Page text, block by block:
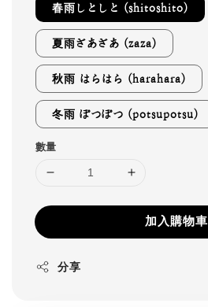
春雨しとしと (shitoshito)
夏雨ざあざあ (zaza)
秋雨 はらはら (harahara)
冬雨 ぽつぽつ (potsupotsu)
數量
加入購物車
分享